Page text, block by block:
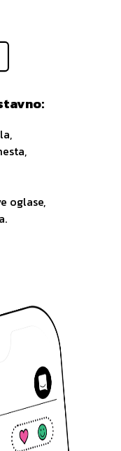
oglase,